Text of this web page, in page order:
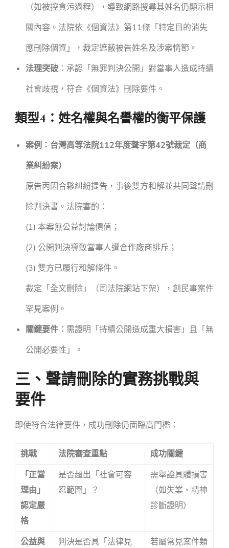
（如被控貪污過程），導致網路搜尋其姓名仍顯示相
關內容。法院依《個資法》第11條「特定目的消失
應刪除個資」，裁定遮蔽被告姓名及涉案情節。
法理突破：承認「無罪判決公開」對當事人造成持續
社會歧視，符合《個資法》刪除要件。
類型4：姓名權與名譽權的衡平保護
案例：台灣高等法院112年度聲字第42號裁定（商
業糾紛案）
原告丙因合夥糾紛提告，事後雙方和解並共同聲請刪
除判決書。法院審酌：
(1) 本案無公益討論價值；
(2) 公開判決導致當事人遭合作廠商排斥；
(3) 雙方已履行和解條件。
裁定「全文刪除」（司法院網站下架），創民事案件
罕見案例。
關鍵要件：需證明「持續公開造成重大損害」且「無
公開必要性」。
三、聲請刪除的實務挑戰與
要件
即使符合法律要件，成功刪除仍面臨高門檻：
挑戰 法院審查重點
成功關鍵
「正當
理由」
認定嚴
格
是否超出「社會可容
忍範圍」？
需舉證具體損害
（如失業、精神
診斷證明）
公益與
判決是否具「法律見
若屬常見案件類